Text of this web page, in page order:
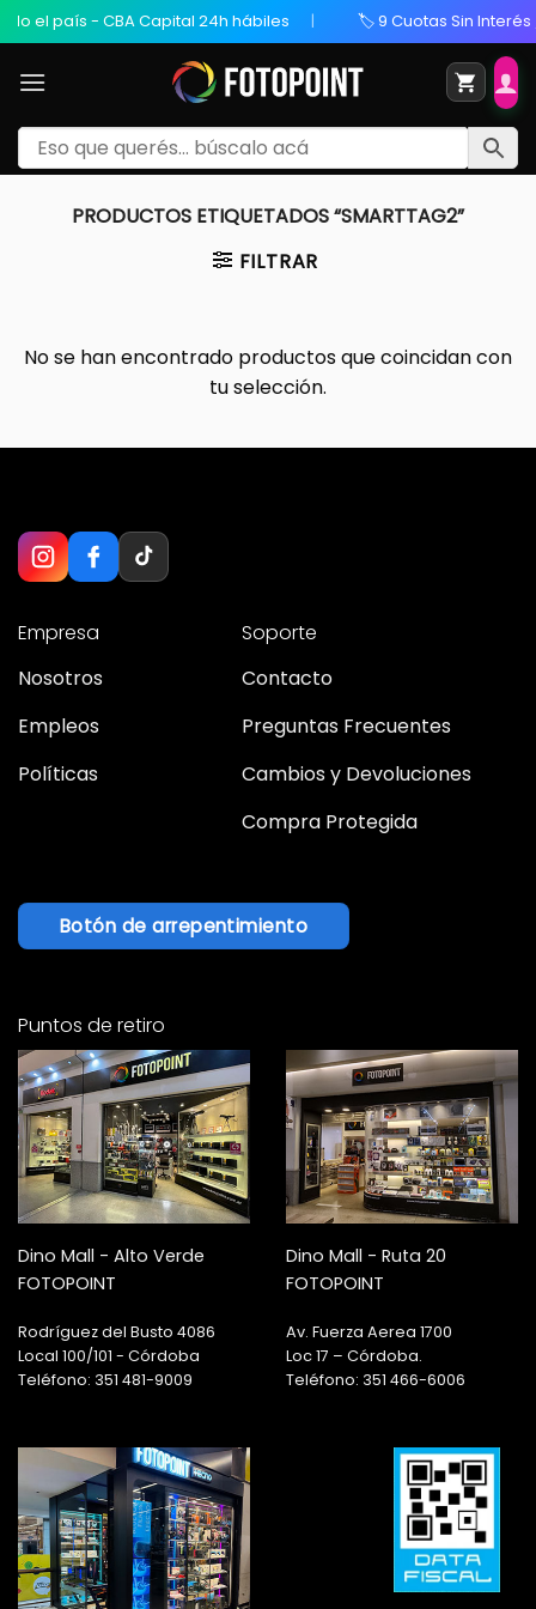
el país - CBA Capital 24h hábiles 🏷️ 9 Cuotas Sin Interés /
PRODUCTOS ETIQUETADOS “SMARTTAG2”
FILTRAR
No se han encontrado productos que coincidan con
tu selección.
Empresa
Nosotros
Empleos
Políticas
Soporte
Contacto
Preguntas Frecuentes
Cambios y Devoluciones
Compra Protegida
Botón de arrepentimiento
Puntos de retiro
Dino Mall - Alto Verde
FOTOPOINT
Rodríguez del Busto 4086
Local 100/101 - Córdoba
Teléfono: 351 481-9009
Dino Mall - Ruta 20
FOTOPOINT
Av. Fuerza Aerea 1700
Loc 17 – Córdoba.
Teléfono: 351 466-6006